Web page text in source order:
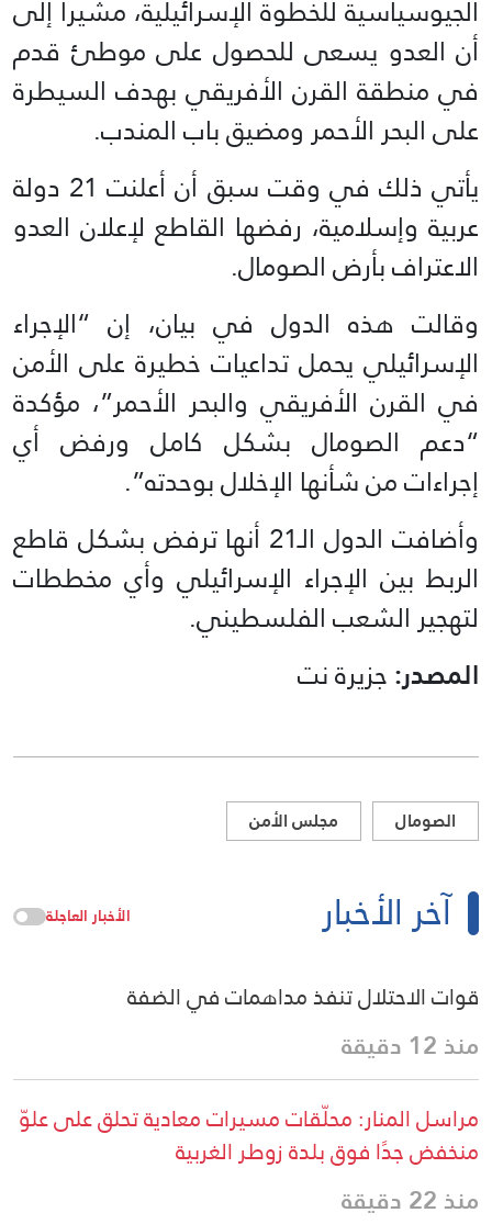
الجيوسياسية للخطوة الإسرائيلية، مشيرا إلى
أن العدو يسعى للحصول على موطئ قدم
في منطقة القرن الأفريقي بهدف السيطرة
على البحر الأحمر ومضيق باب المندب.
يأتي ذلك في وقت سبق أن أعلنت 21 دولة
عربية وإسلامية، رفضها القاطع لإعلان العدو
الاعتراف بأرض الصومال.
وقالت هذه الدول في بيان، إن “الإجراء
الإسرائيلي يحمل تداعيات خطيرة على الأمن
في القرن الأفريقي والبحر الأحمر”، مؤكدة
“دعم الصومال بشكل كامل ورفض أي
إجراءات من شأنها الإخلال بوحدته”.
وأضافت الدول الـ21 أنها ترفض بشكل قاطع
الربط بين الإجراء الإسرائيلي وأي مخططات
لتهجير الشعب الفلسطيني.
المصدر:جزيرة نت
الصومال مجلس الأمن
آخر الأخبار الأخبار العاجلة
قوات الاحتلال تنفذ مداهمات في الضفة
منذ 12 دقيقة
مراسل المنار: محلّقات مسيرات معادية تحلق على علوّ
منخفض جدًا فوق بلدة زوطر الغربية
منذ 22 دقيقة